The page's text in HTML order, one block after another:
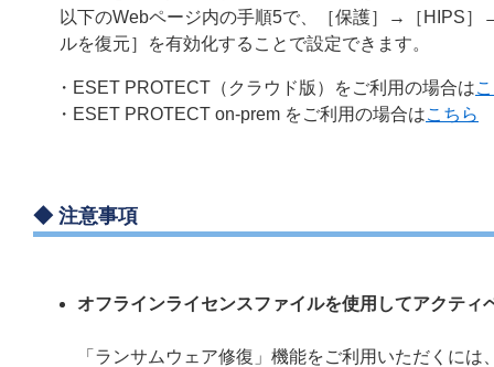
以下のWebページ内の手順5で、［保護］→［HIPS
ルを復元］を有効化することで設定できます。
・ESET PROTECT（クラウド版）をご利用の場合は
・ESET PROTECT on-prem をご利用の場合はこちら
◆ 注意事項
オフラインライセンスファイルを使用してアクティ
「ランサムウェア修復」機能をご利用いただくに